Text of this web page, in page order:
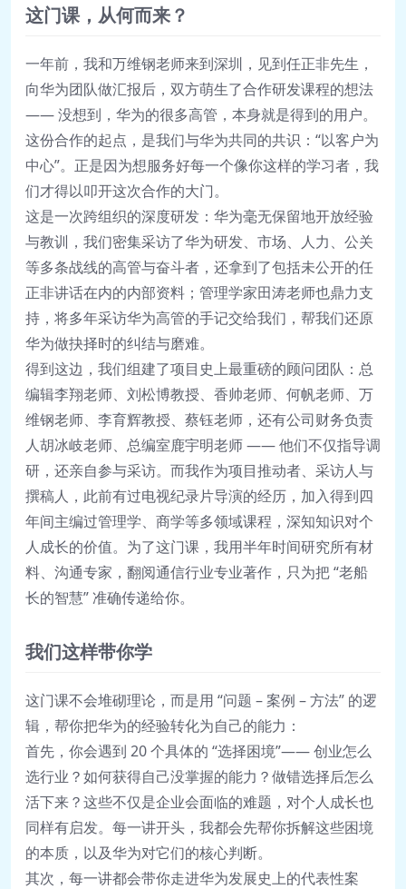
这门课，从何而来？
一年前，我和万维钢老师来到深圳，见到任正非先生，
向华为团队做汇报后，双方萌生了合作研发课程的想法
—— 没想到，华为的很多高管，本身就是得到的用户。
这份合作的起点，是我们与华为共同的共识：“以客户为
中心”。正是因为想服务好每一个像你这样的学习者，我
们才得以叩开这次合作的大门。
这是一次跨组织的深度研发：华为毫无保留地开放经验
与教训，我们密集采访了华为研发、市场、人力、公关
等多条战线的高管与奋斗者，还拿到了包括未公开的任
正非讲话在内的内部资料；管理学家田涛老师也鼎力支
持，将多年采访华为高管的手记交给我们，帮我们还原
华为做抉择时的纠结与磨难。
得到这边，我们组建了项目史上最重磅的顾问团队：总
编辑李翔老师、刘松博教授、香帅老师、何帆老师、万
维钢老师、李育辉教授、蔡钰老师，还有公司财务负责
人胡冰岐老师、总编室鹿宇明老师 —— 他们不仅指导调
研，还亲自参与采访。而我作为项目推动者、采访人与
撰稿人，此前有过电视纪录片导演的经历，加入得到四
年间主编过管理学、商学等多领域课程，深知知识对个
人成长的价值。为了这门课，我用半年时间研究所有材
料、沟通专家，翻阅通信行业专业著作，只为把 “老船
长的智慧” 准确传递给你。
我们这样带你学
这门课不会堆砌理论，而是用 “问题 – 案例 – 方法” 的逻
辑，帮你把华为的经验转化为自己的能力：
首先，你会遇到 20 个具体的 “选择困境”—— 创业怎么
选行业？如何获得自己没掌握的能力？做错选择后怎么
活下来？这些不仅是企业会面临的难题，对个人成长也
同样有启发。每一讲开头，我都会先帮你拆解这些困境
的本质，以及华为对它们的核心判断。
其次，每一讲都会带你走进华为发展史上的代表性案